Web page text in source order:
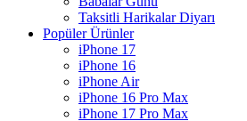
Taksitli Harikalar Diyarı
Popüler Ürünler
iPhone 17
iPhone 16
iPhone Air
iPhone 16 Pro Max
iPhone 17 Pro Max